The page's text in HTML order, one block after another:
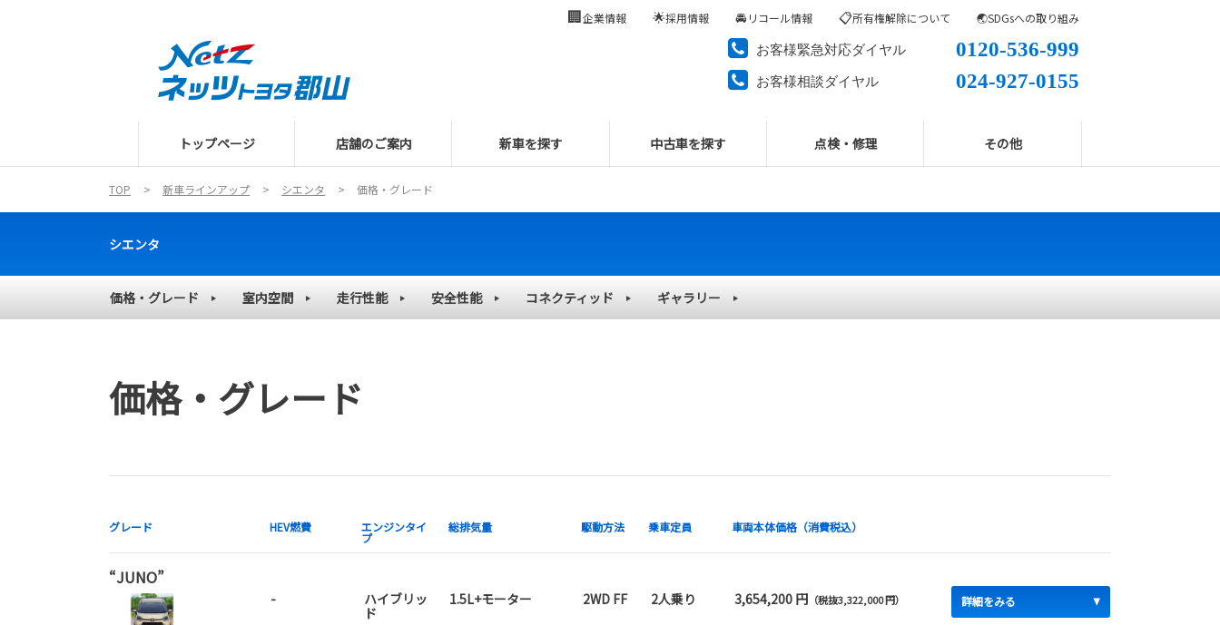
お客様緊急対応ダイヤル 0120-536-999
お客様相談ダイヤル 024-927-0155
トップページ 店舗のご案内 新車を探す 中古車を探す 点検・修理 その他
🏢企業情報 🌟採用情報 🚘 リコール情報 📋所有権解除について 🌏SDGsへの取り組み
TOP 新車ラインアップ シエンタ 価格・グレード
シエンタ
価格・グレード 室内空間 走行性能 安全性能 コネクティッド ギャラリー
価格・グレード
グレード HEV燃費 エンジンタイ
プ
総排気量 駆動方法 乗車定員 車両本体価格（消費税込）
“JUNO”
-
ハイブリッ
ド
1.5L+モーター 2WD FF 2人乗り 3,654,200 円 （税抜3,322,000 円） 詳細をみる